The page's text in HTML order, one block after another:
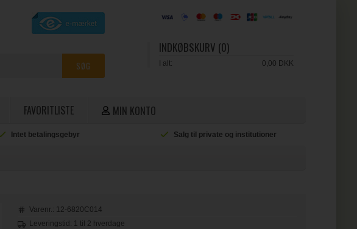
INDKØBSKURV (0)
I alt: 0,00 DKK
FAVORITLISTE MIN KONTO
Salg til private og institutioner Hurtig levering
Varenr.: 12-6820C014
Leveringstid: 1 til 2 hverdage